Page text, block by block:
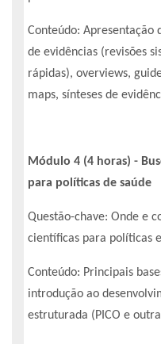
Conteúdo: Apresentação
de evidências (revisões
rápidas), overviews,
maps, sínteses de
Módulo 4 (4 horas) -
para políticas de saúde
Questão-chave: Onde e
científicas para políticas
Conteúdo: Principais
introdução ao
estruturada (PICO e